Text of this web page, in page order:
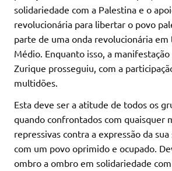
solidariedade com a Palestina e o
revolucionária para libertar o povo
parte de uma onda revolucionária
Médio. Enquanto isso, a
Zurique prosseguiu, com a
multidões.
Esta deve ser a atitude de todos os
quando confrontados com quaisquer
repressivas contra a expressão da
com um povo oprimido e ocupado.
ombro a ombro em solidariedade